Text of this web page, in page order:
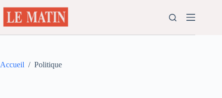
au
contenu
Accueil / Politique